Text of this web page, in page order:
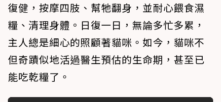
復健，按摩四肢、幫牠翻身，並耐心餵食濕
糧、清理身體。日復一日，無論多忙多累，
主人總是細心的照顧著貓咪。如今，貓咪不
但奇蹟似地活過醫生預估的生命期，甚至已
能吃乾糧了。